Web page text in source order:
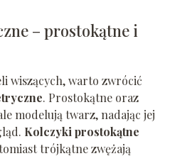
– prostokątne i
wiszących, warto zwrócić
. Prostokątne oraz
modelują twarz, nadając jej
Kolczyki prostokątne
trójkątne zwężają